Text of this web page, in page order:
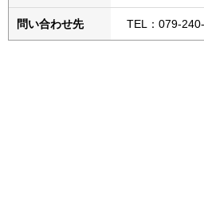
問い合わせ先 TEL：079-